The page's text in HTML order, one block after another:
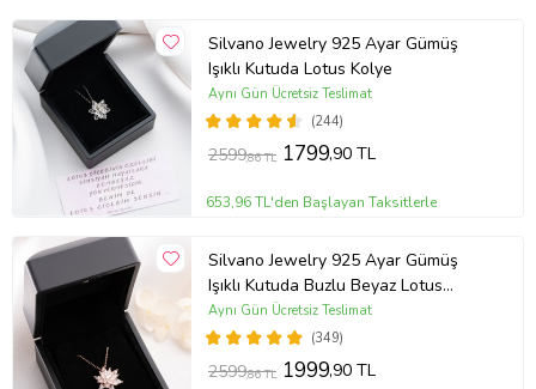
Silvano Jewelry 925 Ayar Gümüş
Işıklı Kutuda Lotus Kolye
(244)
Aynı Gün Ücretsiz Teslimat
2599,86 TL 1799,90 TL
653,96 TL'den Başlayan Taksitlerle
Silvano Jewelry 925 Ayar Gümüş
Işıklı Kutuda Buzlu Beyaz Lotus
Kolye
(349)
Aynı Gün Ücretsiz Teslimat
2599,86 TL 1999,90 TL